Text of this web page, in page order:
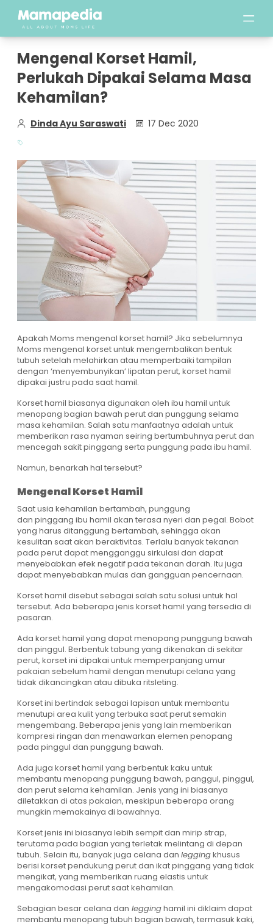
Mengenal Korset Hamil,
Perlukah Dipakai Selama Masa
Kehamilan?
Dinda Ayu Saraswati 17 Dec 2020
Apakah Moms mengenal korset hamil? Jika sebelumnya
Moms mengenal korset untuk mengembalikan bentuk
tubuh setelah melahirkan atau memperbaiki tampilan
dengan ‘menyembunyikan’ lipatan perut, korset hamil
dipakai justru pada saat hamil.
Korset hamil biasanya digunakan oleh ibu hamil untuk
menopang bagian bawah perut dan punggung selama
masa kehamilan. Salah satu manfaatnya adalah untuk
memberikan rasa nyaman seiring bertumbuhnya perut dan
mencegah sakit pinggang serta punggung pada ibu hamil.
Namun, benarkah hal tersebut?
Mengenal Korset Hamil
Saat usia kehamilan bertambah, punggung
dan pinggang ibu hamil akan terasa nyeri dan pegal. Bobot
yang harus ditanggung bertambah, sehingga akan
kesulitan saat akan beraktivitas. Terlalu banyak tekanan
pada perut dapat mengganggu sirkulasi dan dapat
menyebabkan efek negatif pada tekanan darah. Itu juga
dapat menyebabkan mulas dan gangguan pencernaan.
Korset hamil disebut sebagai salah satu solusi untuk hal
tersebut. Ada beberapa jenis korset hamil yang tersedia di
pasaran.
Ada korset hamil yang dapat menopang punggung bawah
dan pinggul. Berbentuk tabung yang dikenakan di sekitar
perut, korset ini dipakai untuk memperpanjang umur
pakaian sebelum hamil dengan menutupi celana yang
tidak dikancingkan atau dibuka ritsleting.
Korset ini bertindak sebagai lapisan untuk membantu
menutupi area kulit yang terbuka saat perut semakin
mengembang. Beberapa jenis yang lain memberikan
kompresi ringan dan menawarkan elemen penopang
pada pinggul dan punggung bawah.
Ada juga korset hamil yang berbentuk kaku untuk
membantu menopang punggung bawah, panggul, pinggul,
dan perut selama kehamilan. Jenis yang ini biasanya
diletakkan di atas pakaian, meskipun beberapa orang
mungkin memakainya di bawahnya.
Korset jenis ini biasanya lebih sempit dan mirip strap,
terutama pada bagian yang terletak melintang di depan
tubuh. Selain itu, banyak juga celana dan leggingkhusus
berisi korset pendukung perut dan ikat pinggang yang tidak
mengikat, yang memberikan ruang elastis untuk
mengakomodasi perut saat kehamilan.
Sebagian besar celana dan legginghamil ini diklaim dapat
membantu menopang tubuh bagian bawah, termasuk kaki,